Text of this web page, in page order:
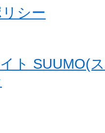
シー
ト SUUMO(